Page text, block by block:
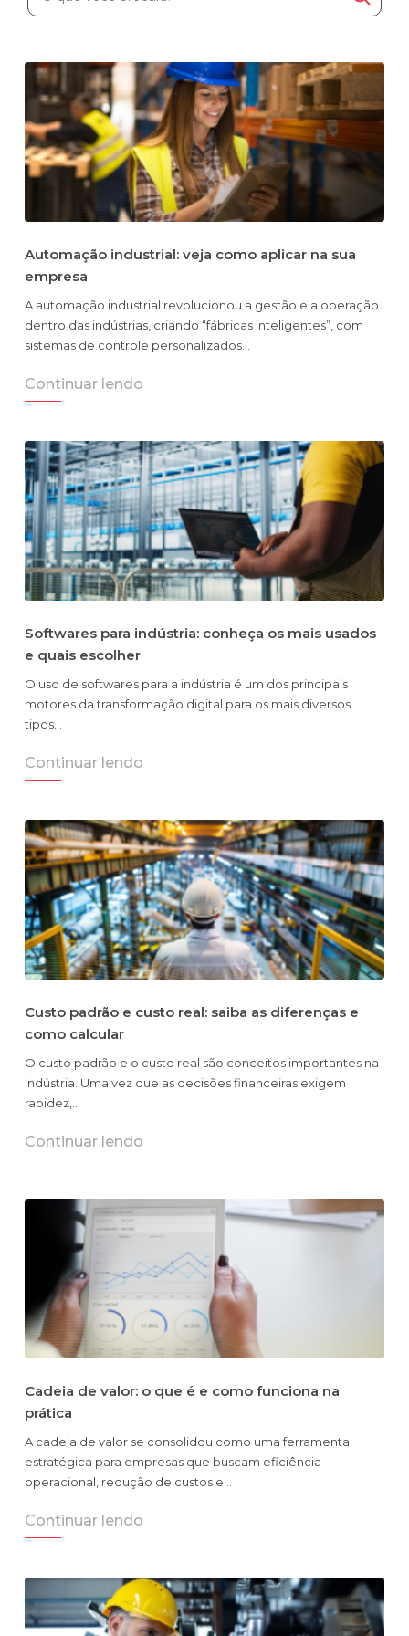
Automatize planejamento, fechamento e
Complexidade Alta
Empresas que faturam acima de R$200M por ano
Conheça o produto
Demonstração Gratuita
Automação industrial: veja como aplicar na sua
empresa
A automação industrial revolucionou a gestão e a operação
dentro das indústrias, criando “fábricas inteligentes”, com
sistemas de controle personalizados…
Continuar lendo
Softwares para indústria: conheça os mais usados
e quais escolher
O uso de softwares para a indústria é um dos principais
motores da transformação digital para os mais diversos
tipos…
Continuar lendo
Custo padrão e custo real: saiba as diferenças e
como calcular
O custo padrão e o custo real são conceitos importantes na
indústria. Uma vez que as decisões financeiras exigem
rapidez,…
Continuar lendo
Cadeia de valor: o que é e como funciona na
prática
A cadeia de valor se consolidou como uma ferramenta
estratégica para empresas que buscam eficiência
operacional, redução de custos e…
Continuar lendo